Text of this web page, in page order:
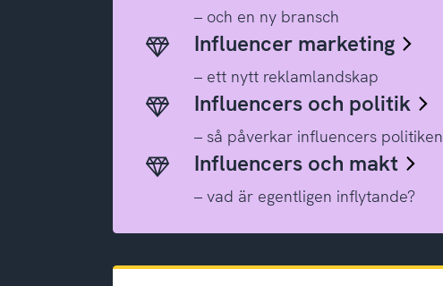
– och en ny bransch
Influencer marketing
– ett nytt reklamlandskap
Influencers och politik
– så påverkar influencers politiken
Influencers och makt
– vad är egentligen inflytande?